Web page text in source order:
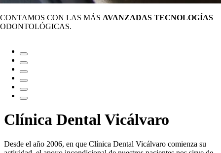
CONTAMOS CON LAS MÁS AVANZADAS TECNOLOGÍAS
ODONTOLÓGICAS.
Clínica Dental Vicálvaro
Desde el año 2006, en que Clínica Dental Vicálvaro comienza su